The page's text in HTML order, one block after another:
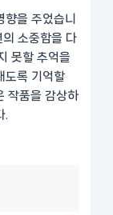
을 주었습니
소중함을 다
못할 추억을
도록 기억할
작품을 감상하
.